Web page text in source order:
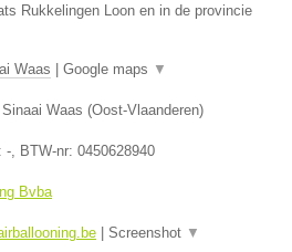
Rukkelingen Loon en in de provincie
Waas | Google maps ▼
Sinaai Waas (Oost-Vlaanderen)
- , BTW-nr: 0450628940
Bvba
| Screenshot ▼